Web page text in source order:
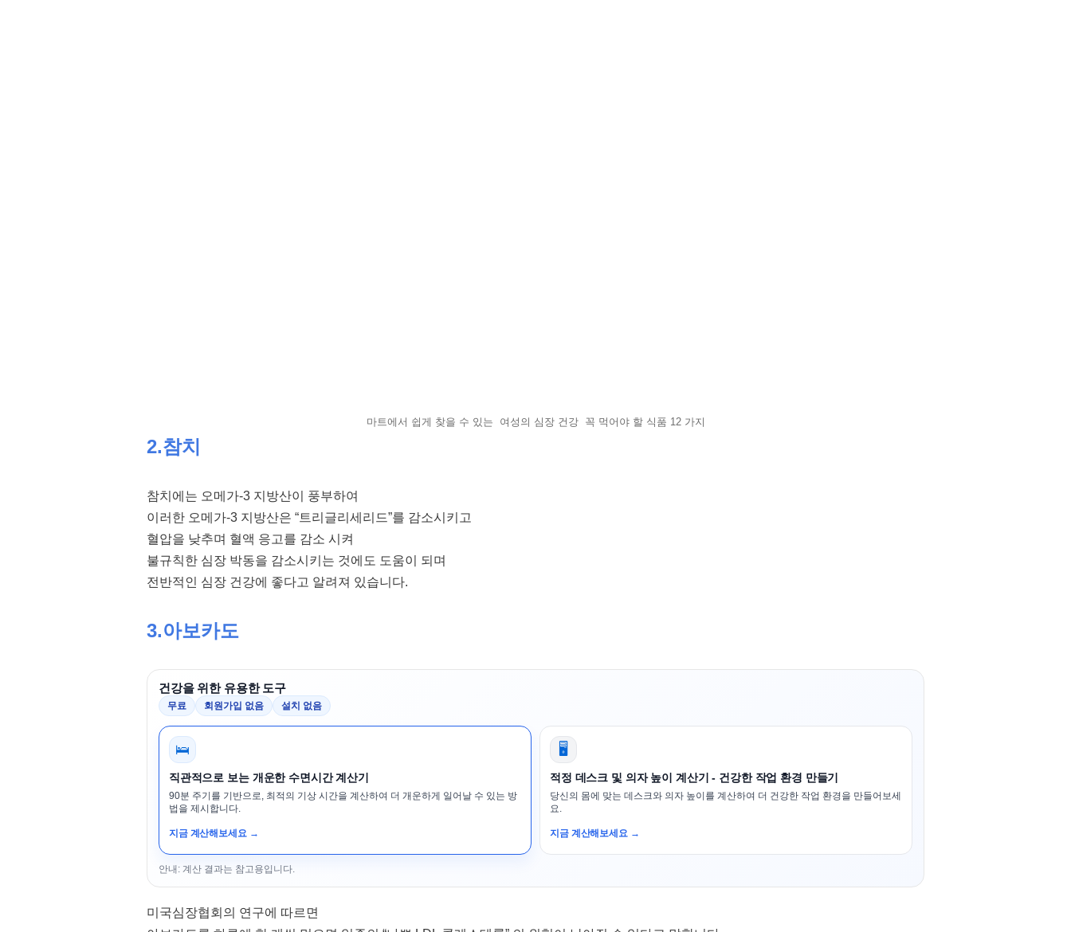
마트에서 쉽게 찾을 수 있는 여성의 심장 건강 꼭 먹어야 할 식품 12 가지
2.참치
참치에는 오메가-3 지방산이 풍부하여
이러한 오메가-3 지방산은 “트리글리세리드”를 감소시키고
혈압을 낮추며 혈액 응고를 감소 시켜
불규칙한 심장 박동을 감소시키는 것에도 도움이 되며
전반적인 심장 건강에 좋다고 알려져 있습니다.
3.아보카도
건강을 위한 유용한 도구
무료 회원가입 없음 설치 없음
🛌
직관적으로 보는 개운한 수면시간 계산기
90분 주기를 기반으로, 최적의 기상 시간을 계산하여 더 개운하게 일어날 수 있는 방
법을 제시합니다.
지금 계산해보세요 →
🖥️
적정 데스크 및 의자 높이 계산기 - 건강한 작업 환경 만들기
당신의 몸에 맞는 데스크와 의자 높이를 계산하여 더 건강한 작업 환경을 만들어보세
요.
지금 계산해보세요 →
안내: 계산 결과는 참고용입니다.
미국심장협회의 연구에 따르면